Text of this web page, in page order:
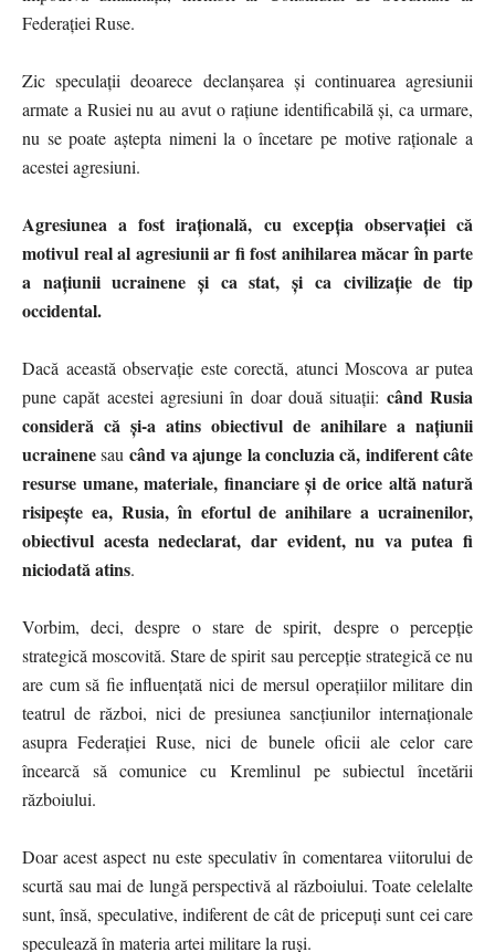
Federației Ruse.
Zic speculații deoarece declanșarea și continuarea agresiunii
armate a Rusiei nu au avut o rațiune identificabilă și, ca urmare,
nu se poate aștepta nimeni la o încetare pe motive raționale a
acestei agresiuni.
Agresiunea a fost irațională, cu excepția observației că
motivul real al agresiunii ar fi fost anihilarea măcar în parte
a națiunii ucrainene și ca stat, și ca civilizație de tip
occidental.
Dacă această observație este corectă, atunci Moscova ar putea
pune capăt acestei agresiuni în doar două situații: când Rusia
consideră că și-a atins obiectivul de anihilare a națiunii
ucrainenesau când va ajunge la concluzia că, indiferent câte
resurse umane, materiale, financiare și de orice altă natură
risipește ea, Rusia, în efortul de anihilare a ucrainenilor,
obiectivul acesta nedeclarat, dar evident, nu va putea fi
niciodată atins.
Vorbim, deci, despre o stare de spirit, despre o percepție
strategică moscovită. Stare de spirit sau percepție strategică ce nu
are cum să fie influențată nici de mersul operațiilor militare din
teatrul de război, nici de presiunea sancțiunilor internaționale
asupra Federației Ruse, nici de bunele oficii ale celor care
încearcă să comunice cu Kremlinul pe subiectul încetării
războiului.
Doar acest aspect nu este speculativ în comentarea viitorului de
scurtă sau mai de lungă perspectivă al războiului. Toate celelalte
sunt, însă, speculative, indiferent de cât de pricepuți sunt cei care
speculează în materia artei militare la ruși.